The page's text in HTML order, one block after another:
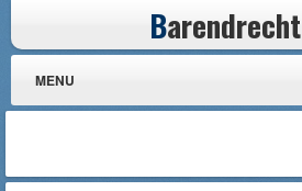
Barendrecht
MENU